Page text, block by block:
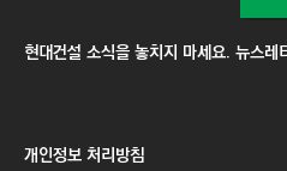
현대건설 소식을 놓치지 마세요. 뉴스
개인정보 처리방침